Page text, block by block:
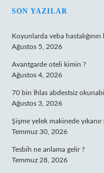
SIDEBAR
SON YAZILAR
Koyunlarda veba
Ağustos 5, 2026
Avantgarde oteli kimin ?
Ağustos 4, 2026
70 bin İhlas abdestsiz
Ağustos 3, 2026
Şişme yelek makinede yıkanır
Temmuz 30, 2026
Tesbih ne anlama gelir ?
Temmuz 28, 2026